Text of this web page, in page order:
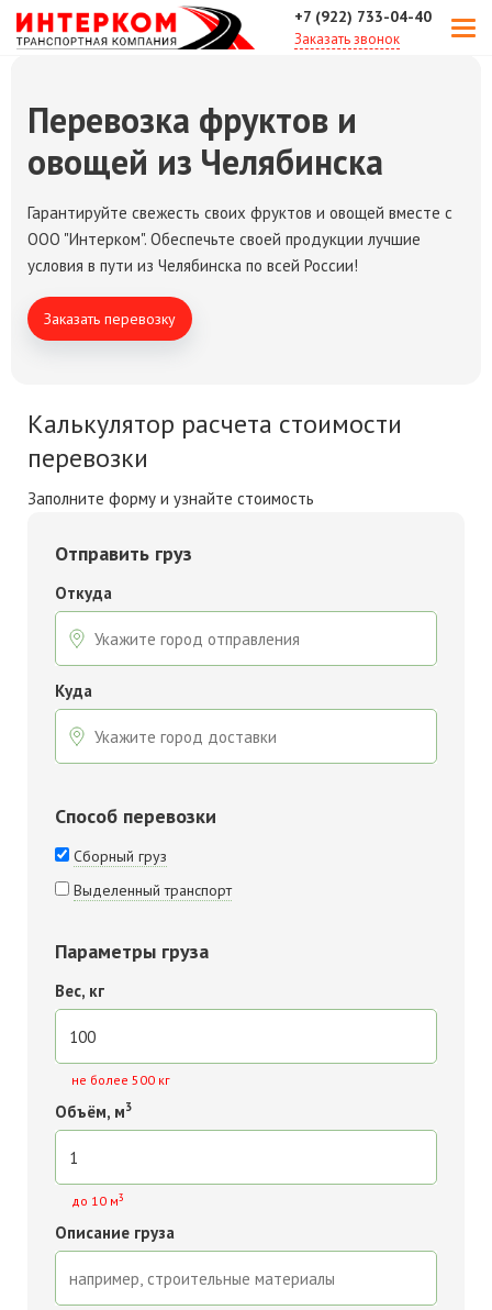
+7 (922) 733-04-40
Заказать звонок
Перевозка фруктов и
овощей из Челябинска
Гарантируйте свежесть своих фруктов и овощей вместе с
ООО "Интерком". Обеспечьте своей продукции лучшие
условия в пути из Челябинска по всей России!
Заказать перевозку
Калькулятор расчета стоимости
перевозки
Заполните форму и узнайте стоимость
Отправить груз
Откуда
Куда
Способ перевозки
Сборный груз
Выделенный транспорт
Параметры груза
Вес, кг
не более 500 кг
Объём, м3
до 10 м3
Описание груза